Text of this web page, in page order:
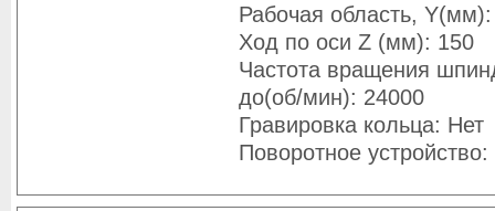
Рабочая область,
Ход по оси Z (мм): 150
Частота вращения
до(об/мин): 24000
Гравировка кольца: Нет
Поворотное